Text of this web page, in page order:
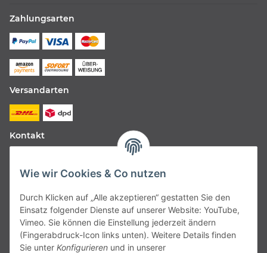
Zahlungsarten
Versandarten
Kontakt
Langstr. 51-53
63450 Hanau
Deutschland
Telefon:06181257350
Wie wir Cookies & Co nutzen
Durch Klicken auf „Alle akzeptieren“ gestatten Sie den
Einsatz folgender Dienste auf unserer Website: YouTube,
Vimeo. Sie können die Einstellung jederzeit ändern
(Fingerabdruck-Icon links unten). Weitere Details finden
Sie unter Konfigurieren und in unserer